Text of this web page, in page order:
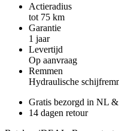
Actieradius
tot 75 km
Garantie
1 jaar
Levertijd
Op aanvraag
Remmen
Hydraulische
Gratis bezorgd in NL
14 dagen retour